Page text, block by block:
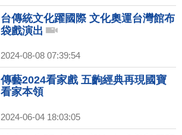
台傳統文化躍國際 文化奧運台灣館布
袋戲演出
2024-08-08 07:39:54
傳藝2024看家戲 五齣經典再現國寶
看家本領
2024-06-04 18:03:05